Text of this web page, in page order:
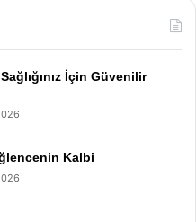
İçin Güvenilir
Kalbi